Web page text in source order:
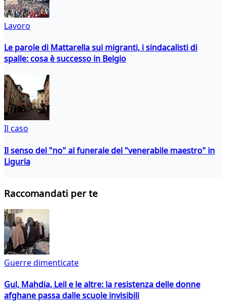
Lavoro
Le parole di Mattarella sui migranti, i sindacalisti di
spalle: cosa è successo in Belgio
Il caso
Il senso del "no" al funerale del "venerabile maestro" in
Liguria
Raccomandati per te
Guerre dimenticate
Gul, Mahdia, Leil e le altre: la resistenza delle donne
afghane passa dalle scuole invisibili